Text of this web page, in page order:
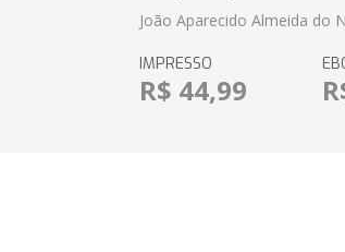
João Aparecido Almeida do
IMPRESSO
R$ 44,99